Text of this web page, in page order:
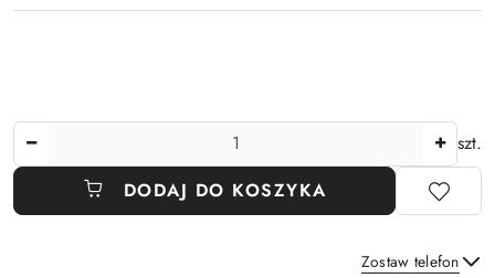
szt.
DODAJ DO KOSZYKA
Zostaw telefon